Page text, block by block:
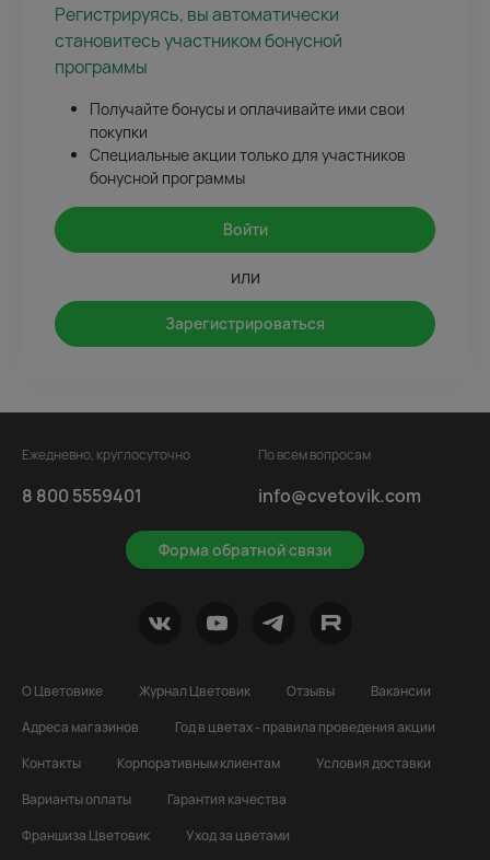
Регистрируясь, вы автоматически
становитесь участником бонусной
программы
Получайте бонусы и оплачивайте ими свои
покупки
Специальные акции только для участников
бонусной программы
Войти
или
Зарегистрироваться
Ежедневно, круглосуточно
8 800 5559401
Форма обратной связи
По всем вопросам
info@cvetovik.com
О Цветовике Журнал Цветовик Отзывы
Вакансии
Адреса магазинов
Год в цветах - правила проведения акции
Контакты
Корпоративным клиентам
Условия доставки
Варианты оплаты
Гарантия качества
Франшиза Цветовик
Уход за цветами